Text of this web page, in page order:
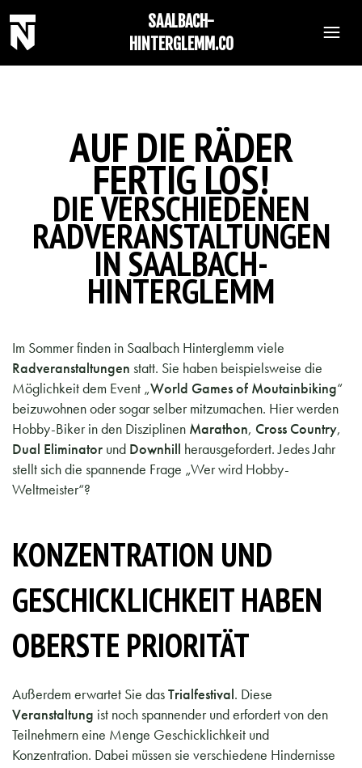
SAALBACH-
HINTERGLEMM.CO
AUF DIE RÄDER
FERTIG LOS!
DIE VERSCHIEDENEN
RADVERANSTALTUNGEN
IN SAALBACH-
HINTERGLEMM
Im Sommer finden in Saalbach Hinterglemm viele
Radveranstaltungen statt. Sie haben beispielsweise die
Möglichkeit dem Event „World Games of Moutainbiking“
beizuwohnen oder sogar selber mitzumachen. Hier werden
Hobby-Biker in den Disziplinen Marathon, Cross Country,
Dual Eliminator und Downhill herausgefordert. Jedes Jahr
stellt sich die spannende Frage „Wer wird Hobby-
Weltmeister“?
KONZENTRATION UND
GESCHICKLICHKEIT HABEN
OBERSTE PRIORITÄT
Außerdem erwartet Sie dasTrialfestival. Diese
Veranstaltung ist noch spannender und erfordert von den
Teilnehmern eine Menge Geschicklichkeit und
Konzentration. Dabei müssen sie verschiedene Hindernisse